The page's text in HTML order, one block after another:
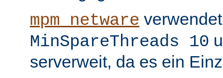
mpm_netware
MinSpareThreads 10
serverweit, da es ein